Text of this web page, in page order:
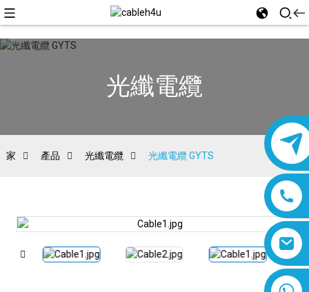
光纖電纜
家 產品 光纖電纜 光纖電纜 GYTS